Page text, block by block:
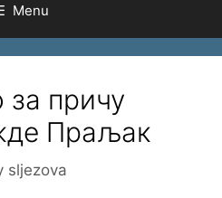
Menu
за причу
Праљак
sljezova